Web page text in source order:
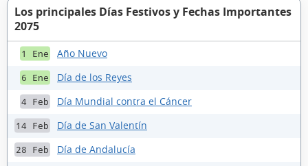
Los principales Días Festivos y Fechas Importantes
2075
1 Ene Año Nuevo
6 Ene Día de los Reyes
4 Feb Día Mundial contra el Cáncer
14 Feb Día de San Valentín
28 Feb Día de Andalucía